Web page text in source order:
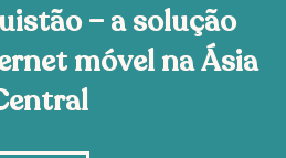
– a solução
móvel na Ásia